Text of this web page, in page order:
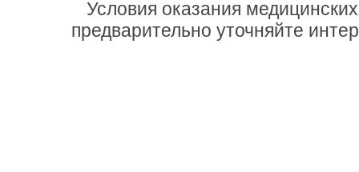
Условия оказания
предварительно уточняйте